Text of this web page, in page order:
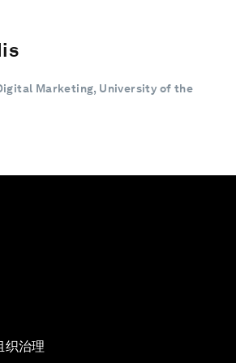
Marketing, University of the
织治理